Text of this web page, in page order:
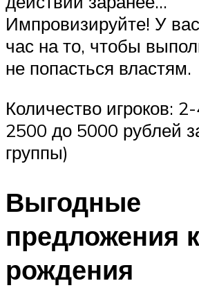
Импровизируйте! У
час на то, чтобы
не попасться властям.
Количество игроков:
2500 до 5000 рублей
группы)
Выгодные
предложения
рождения